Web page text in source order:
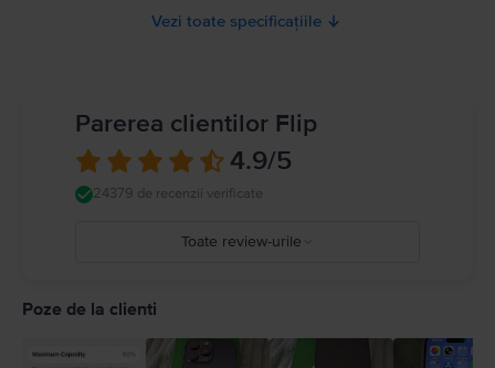
Vezi toate specificațiile
Parerea clientilor Flip
4.9/5
24379 de recenzii verificate
Toate review-urile
Poze de la clienti